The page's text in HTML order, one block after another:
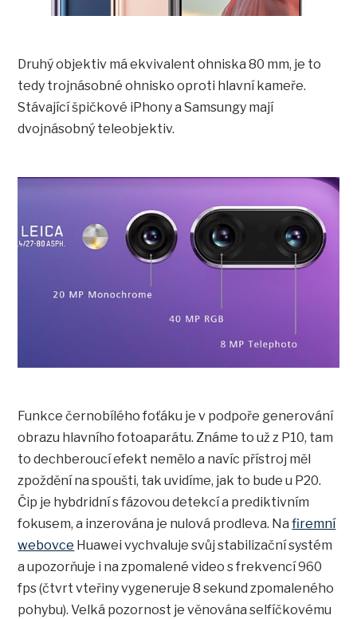
Druhý objektiv má ekvivalent ohniska 80 mm, je to
tedy trojnásobné ohnisko oproti hlavní kameře.
Stávající špičkové iPhony a Samsungy mají
dvojnásobný teleobjektiv.
Funkce černobílého foťáku je v podpoře generování
obrazu hlavního fotoaparátu. Známe to už z P10, tam
to dechberoucí efekt nemělo a navíc přístroj měl
zpoždění na spoušti, tak uvidíme, jak to bude u P20.
Čip je hybdridní s fázovou detekcí a prediktivním
fokusem, a inzerována je nulová prodleva. Nafiremní
webovce Huawei vychvaluje svůj stabilizační systém
a upozorňuje i na zpomalené video s frekvencí 960
fps (čtvrt vteřiny vygeneruje 8 sekund zpomaleného
pohybu). Velká pozornost je věnována selfíčkovému